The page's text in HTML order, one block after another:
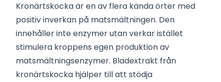
Kronärtskocka är en av flera kända örter med
positiv inverkan på matsmältningen. Den
innehåller inte enzymer utan verkar istället
stimulera kroppens egen produktion av
matsmältningsenzymer. Bladextrakt från
kronärtskocka hjälper till att stödja